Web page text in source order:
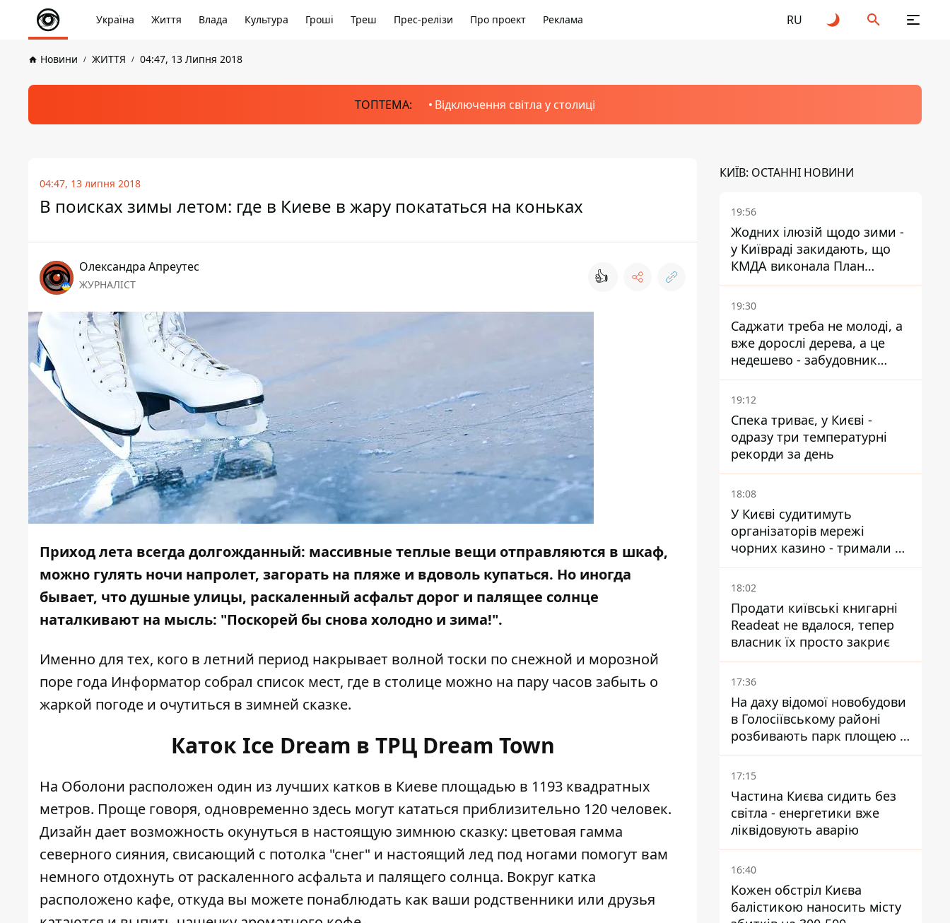
Україна Життя Влада Культура Гроші Треш Прес-релізи Про проект Реклама RU
Новини ЖИТТЯ 04:47, 13 Липня 2018
ТОПТЕМА: Відключення світла у столиці
04:47, 13 липня 2018
В поисках зимы летом: где в Киеве в жару покататься на коньках
Олександра Апреутес
ЖУРНАЛІСТ 👍
Приход лета всегда долгожданный: массивные теплые вещи отправляются в шкаф,
можно гулять ночи напролет, загорать на пляже и вдоволь купаться. Но иногда
бывает, что душные улицы, раскаленный асфальт дорог и палящее солнце
наталкивают на мысль: "Поскорей бы снова холодно и зима!".
Именно для тех, кого в летний период накрывает волной тоски по снежной и морозной
поре года Информатор собрал список мест, где в столице можно на пару часов забыть о
жаркой погоде и очутиться в зимней сказке.
Каток Ice Dream в ТРЦ Dream Town
На Оболони расположен один из лучших катков в Киеве площадью в 1193 квадратных
метров. Проще говоря, одновременно здесь могут кататься приблизительно 120 человек.
Дизайн дает возможность окунуться в настоящую зимнюю сказку: цветовая гамма
северного сияния, свисающий с потолка "снег" и настоящий лед под ногами помогут вам
немного отдохнуть от раскаленного асфальта и палящего солнца. Вокруг катка
расположено кафе, откуда вы можете понаблюдать как ваши родственники или друзья
КИЇВ: ОСТАННІ НОВИНИ
19:56
Жодних ілюзій щодо зими -
у Київраді закидають, що
КМДА виконала План
стійкості на 20%
19:30
Саджати треба не молоді, а
вже дорослі дерева, а це
недешево - забудовник
Ніконов
19:12
Спека триває, у Києві -
одразу три температурні
рекорди за день
18:08
У Києві судитимуть
організаторів мережі
чорних казино - тримали 39
закладів
18:02
Продати київські книгарні
Readeat не вдалося, тепер
власник їх просто закриє
17:36
На даху відомої новобудови
в Голосіївському районі
розбивають парк площею в
гектар
17:15
Частина Києва сидить без
світла - енергетики вже
ліквідовують аварію
16:40
Кожен обстріл Києва
балістикою наносить місту